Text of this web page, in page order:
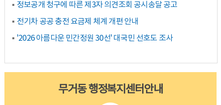
정보공개 청구에 따른 제3자 의견조회 공시송달 공고
전기차 공공 충전 요금제 체계 개편 안내
'2026 아름다운 민간정원 30선' 대국민 선호도 조사
무거동 행정복지센터안내